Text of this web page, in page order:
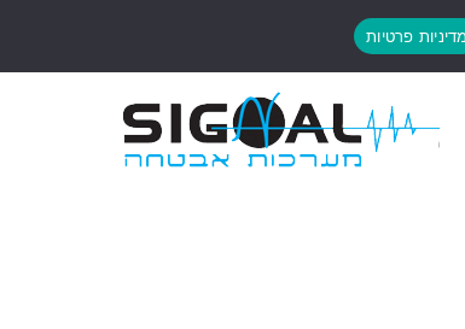
מדיניות פרטיות